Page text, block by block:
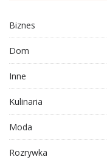
Biznes
Dom
Inne
Kulinaria
Moda
Rozrywka